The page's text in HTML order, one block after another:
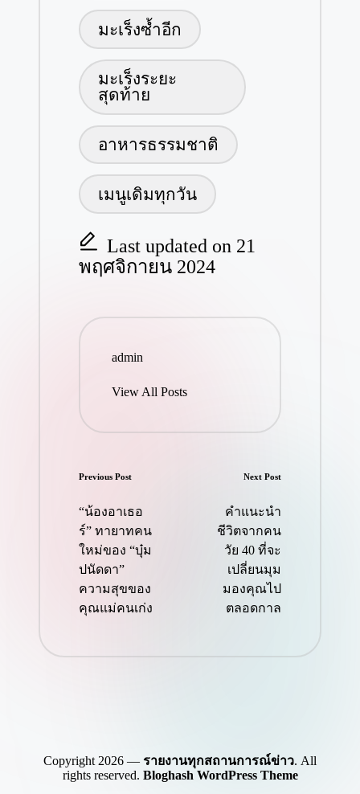
มะเร็งซ้ำอีก
มะเร็งระยะ
สุดท้าย
อาหารธรรมชาติ
เมนูเดิมทุกวัน
Last updated on 21
พฤศจิกายน 2024
admin
View All Posts
Post
navigation
Previous Post
“น้องอาเธอ
ร์” ทายาทคน
ใหม่ของ “บุ๋ม
ปนัดดา”
ความสุขของ
คุณแม่คนเก่ง
Next Post
คำแนะนำ
ชีวิตจากคน
วัย 40 ที่จะ
เปลี่ยนมุม
มองคุณไป
ตลอดกาล
Copyright 2026 — รายงานทุกสถานการณ์ข่าว. All
rights reserved. Bloghash WordPress Theme